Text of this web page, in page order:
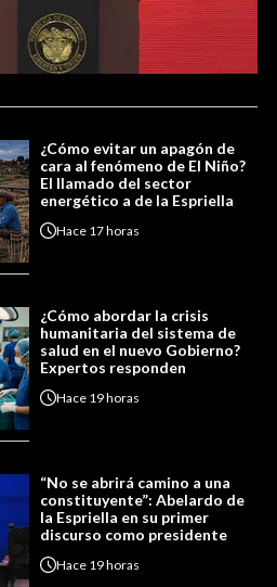
¿Cómo evitar un apagón de
cara al fenómeno de El Niño?
El llamado del sector
energético a de la Espriella
Hace 17 horas
¿Cómo abordar la crisis
humanitaria del sistema de
salud en el nuevo Gobierno?
Expertos responden
Hace 19 horas
“No se abrirá camino a una
constituyente”: Abelardo de
la Espriella en su primer
discurso como presidente
Hace 19 horas